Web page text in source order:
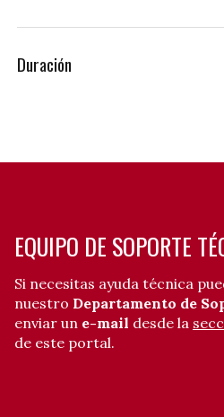
Duración
EQUIPO DE SOPORTE
Si necesitas ayuda técnica
nuestro Departamento de
enviar un e-mail desde la
de este portal.